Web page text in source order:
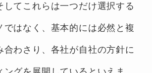
してこれらは一つだけ選択する
ではなく、基本的には必然と複
合わさり、各社が自社の方針に